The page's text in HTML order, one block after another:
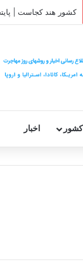
کشور هند کجاست |
کشور اخبار